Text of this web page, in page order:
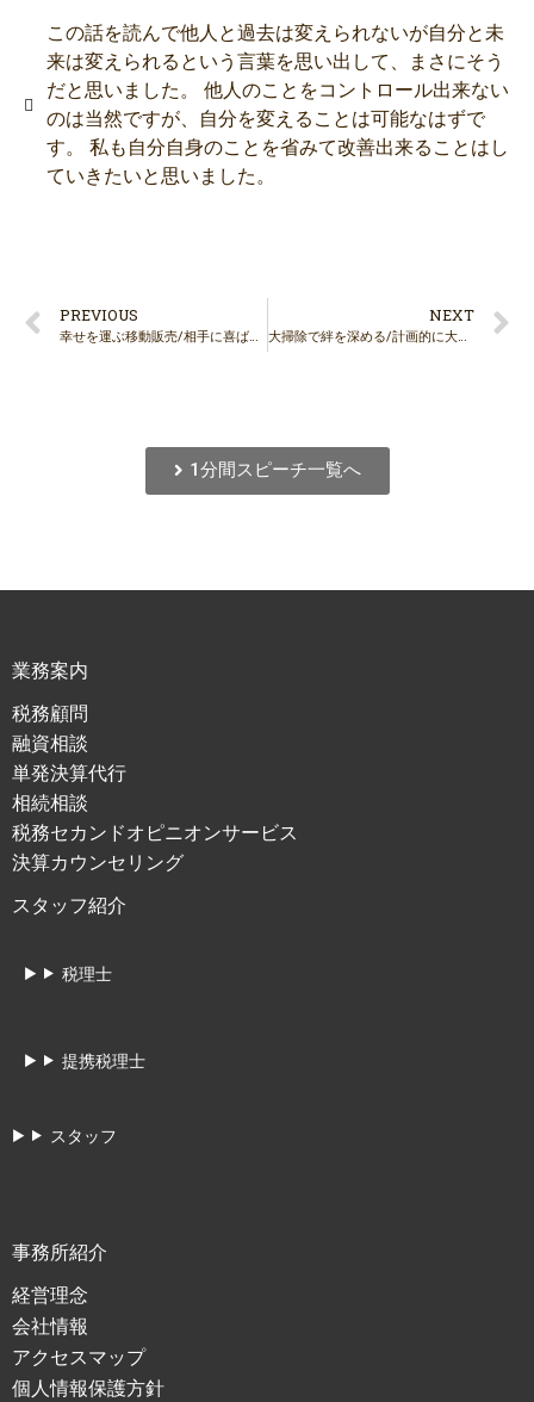
この話を読んで他人と過去は変えられないが自分と未
来は変えられるという言葉を思い出して、まさにそう
だと思いました。 他人のことをコントロール出来ない
のは当然ですが、自分を変えることは可能なはずで
す。 私も自分自身のことを省みて改善出来ることはし
ていきたいと思いました。
PREVIOUS
幸せを運ぶ移動販売/相手に喜ばれる働きをしましょう
NEXT
大掃除で絆を深める/計画的に大掃除をしましょう
1分間スピーチ一覧へ
業務案内
税務顧問
融資相談
単発決算代行
相続相談
税務セカンドオピニオンサービス
決算カウンセリング
スタッフ紹介
税理士
提携税理士
スタッフ
事務所紹介
経営理念
会社情報
アクセスマップ
個人情報保護方針